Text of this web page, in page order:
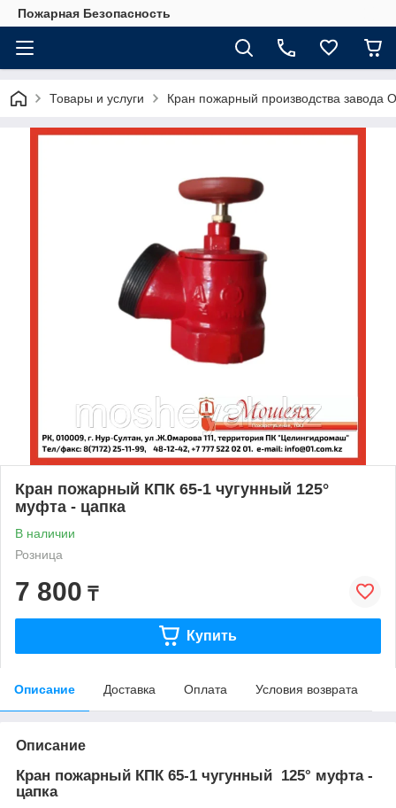
Пожарная Безопасность
Товары и услуги Кран пожарный производства завода
Кран пожарный КПК 65-1 чугунный 125°
муфта - цапка
В наличии
Розница
7 800 ₸
Купить
Описание Доставка Оплата Условия возврата
Описание
Кран пожарный КПК 65-1 чугунный 125° муфта -
цапка